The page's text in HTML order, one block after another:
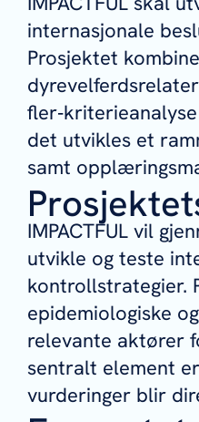
internasjonale
Prosjektet
det utvikles et
samt
IMPACTFUL vil
utvikle og teste
kontrollstrategier.
epidemiologiske
relevante aktører
sentralt element
vurderinger blir